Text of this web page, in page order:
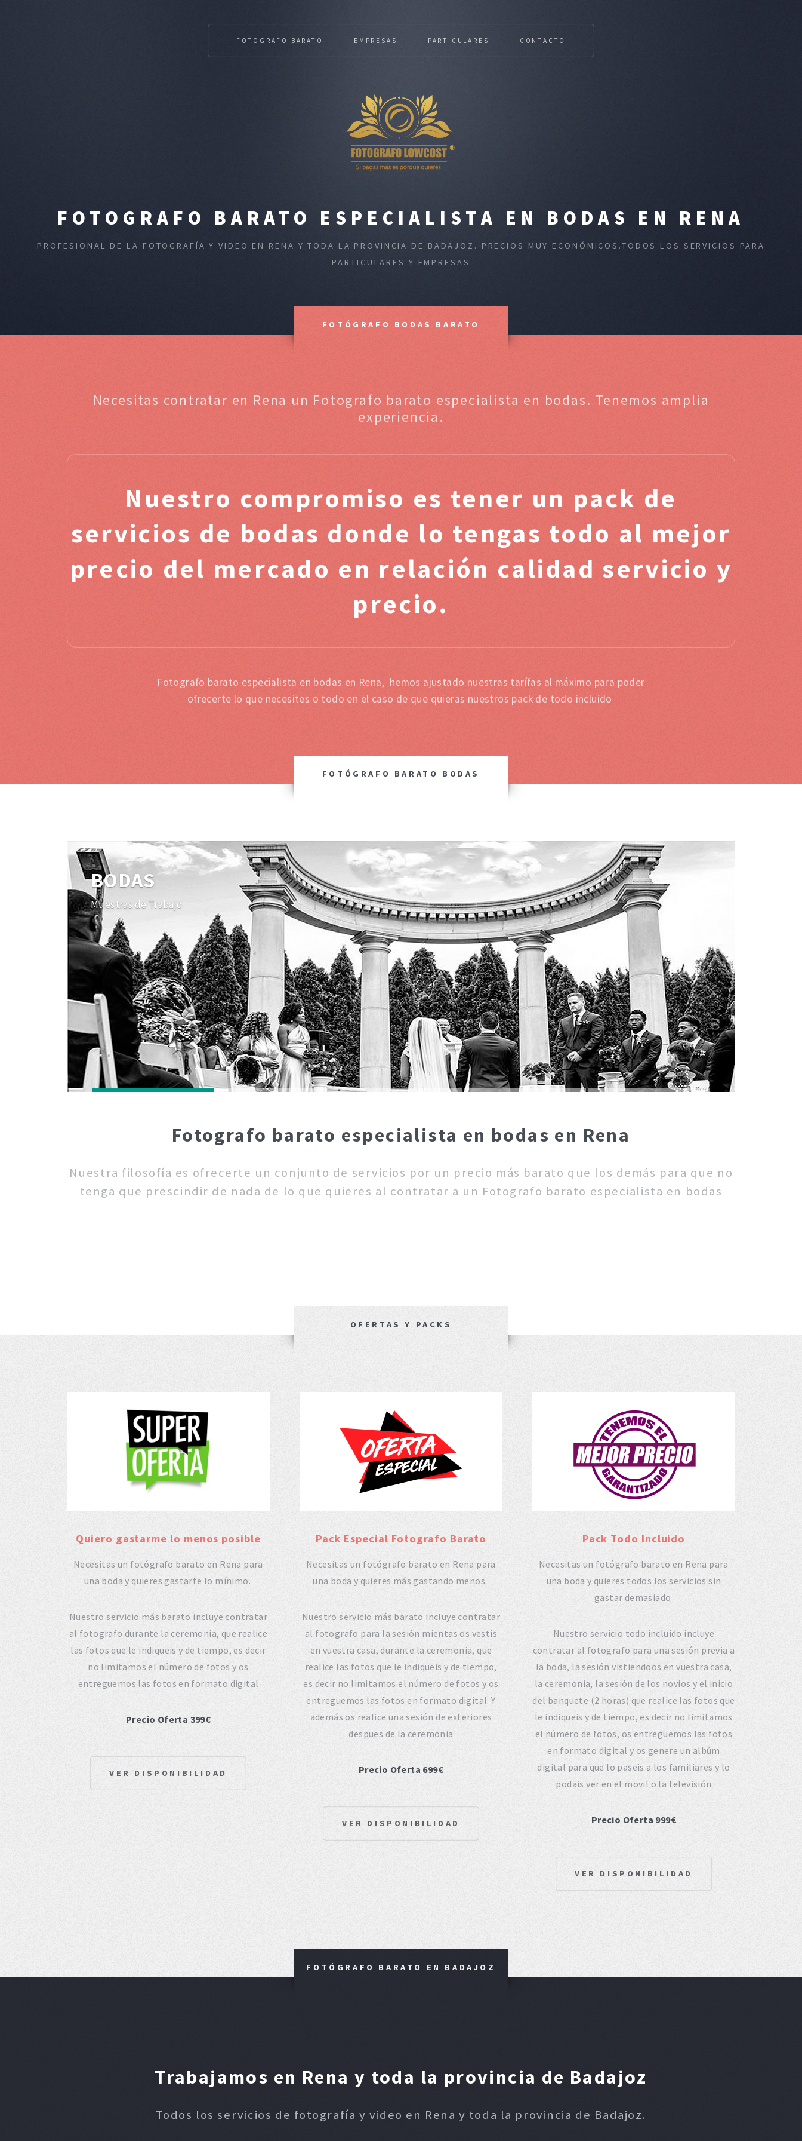
FOTOGRAFO BARATO ESPECIALISTA EN BODAS EN RENA
PROFESIONAL DE LA FOTOGRAFÍA Y VIDEO EN RENA Y TODA LA PROVINCIA DE BADAJOZ. PRECIOS MUY ECONÓMICOS.TODOS LOS SERVICIOS PARA
PARTICULARES Y EMPRESAS
FOTOGRAFO BARATO EMPRESAS PARTICULARES CONTACTO
FOTÓGRAFO BODAS BARATO
Necesitas contratar en Rena un Fotografo barato especialista en bodas. Tenemos amplia
experiencia.
Nuestro compromiso es tener un pack de
servicios de bodas donde lo tengas todo al mejor
precio del mercado en relación calidad servicio y
precio.
Fotografo barato especialista en bodas en Rena, hemos ajustado nuestras tarífas al máximo para poder
ofrecerte lo que necesites o todo en el caso de que quieras nuestros pack de todo incluido
FOTÓGRAFO BARATO BODAS
BODAS
Muestras de Trabajo
Fotografo barato especialista en bodas en Rena
Nuestra filosofía es ofrecerte un conjunto de servicios por un precio más barato que los demás para que no
tenga que prescindir de nada de lo que quieres al contratar a un Fotografo barato especialista en bodas
OFERTAS Y PACKS
Quiero gastarme lo menos posible
Necesitas un fotógrafo barato en Rena para
una boda y quieres gastarte lo mínimo.
Nuestro servicio más barato incluye contratar
al fotografo durante la ceremonia, que realice
las fotos que le indiqueis y de tiempo, es decir
no limitamos el número de fotos y os
entreguemos las fotos en formato digital
Precio Oferta 399€
VER DISPONIBILIDAD
Pack Especial Fotografo Barato
Necesitas un fotógrafo barato en Rena para
una boda y quieres más gastando menos.
Nuestro servicio más barato incluye contratar
al fotografo para la sesión mientas os vestis
en vuestra casa, durante la ceremonia, que
realice las fotos que le indiqueis y de tiempo,
es decir no limitamos el número de fotos y os
entreguemos las fotos en formato digital. Y
además os realice una sesión de exteriores
despues de la ceremonia
Precio Oferta 699€
VER DISPONIBILIDAD
Pack Todo Incluido
Necesitas un fotógrafo barato en Rena para
una boda y quieres todos los servicios sin
gastar demasiado
Nuestro servicio todo incluido incluye
contratar al fotografo para una sesión previa a
la boda, la sesión vistiendoos en vuestra casa,
la ceremonia, la sesión de los novios y el inicio
del banquete (2 horas) que realice las fotos que
le indiqueis y de tiempo, es decir no limitamos
el número de fotos, os entreguemos las fotos
en formato digital y os genere un albúm
digital para que lo paseis a los familiares y lo
podais ver en el movil o la televisión
Precio Oferta 999€
VER DISPONIBILIDAD
FOTÓGRAFO BARATO EN BADAJOZ
Trabajamos en Rena y toda la provincia de Badajoz
Todos los servicios de fotografía y video en Rena y toda la provincia de Badajoz.